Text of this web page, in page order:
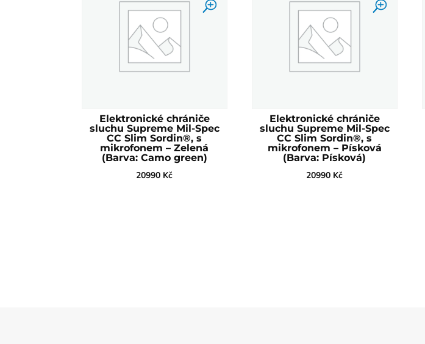
Elektronické chrániče
sluchu Supreme Mil-Spec
CC Slim Sordin®, s
mikrofonem – Zelená
(Barva: Camo green)
20990 Kč
Elektronické chrániče
sluchu Supreme Mil-Spec
CC Slim Sordin®, s
mikrofonem – Písková
(Barva: Písková)
20990 Kč